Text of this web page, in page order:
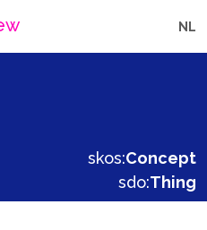
NL
skos:Concept
sdo:Thing